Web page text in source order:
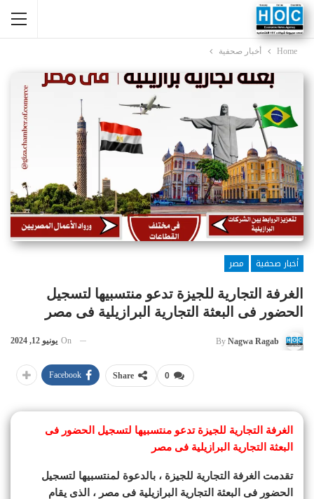
Home أخبار صحفية
أخبار صحفية
مصر
الغرفة التجارية للجيزة تدعو منتسبيها لتسجيل
الحضور فى البعثة التجارية البرازيلية فى مصر
By Nagwa Ragab
On يونيو 12, 2024
0
Share
Facebook
الغرفة التجارية للجيزة تدعو منتسبيها لتسجيل الحضور فى
البعثة التجارية البرازيلية فى مصر
تقدمت الغرفة التجارية للجيزة ، بالدعوة لمنتسبيها لتسجيل
الحضور فى البعثة التجارية البرازيلية فى مصر ، الذى يقام